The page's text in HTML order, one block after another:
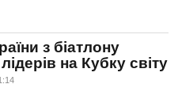
з біатлону
на Кубку світу